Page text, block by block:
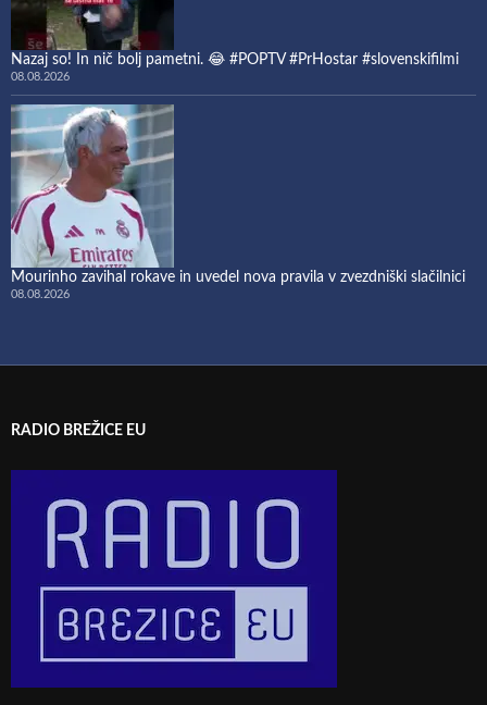
Nazaj so! In nič bolj pametni. 😂 #POPTV #PrHostar #slovenskifilmi
08.08.2026
Mourinho zavihal rokave in uvedel nova pravila v zvezdniški slačilnici
08.08.2026
RADIO BREŽICE EU